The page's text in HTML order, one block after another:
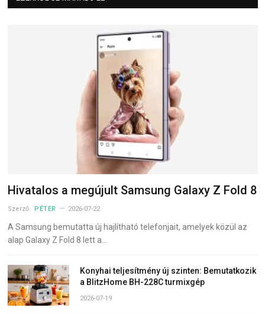
Hivatalos a megújult Samsung Galaxy Z Fold 8
Szerző: PÉTER 2026-07-22
A Samsung bemutatta új hajlítható telefonjait, amelyek közül az
alap Galaxy Z Fold 8 lett a…
Konyhai teljesítmény új szinten: Bemutatkozik
a BlitzHome BH-228C turmixgép
2026-07-19